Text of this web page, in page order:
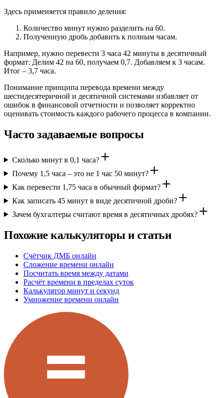
Здесь применяется правило деления:
Количество минут нужно разделить на 60.
Полученную дробь добавить к полным часам.
Например, нужно перевести 3 часа 42 минуты в десятичный
формат: Делим 42 на 60, получаем 0,7. Добавляем к 3 часам.
Итог – 3,7 часа.
Понимание принципа перевода времени между
шестидесятеричной и десятичной системами избавляет от
ошибок в финансовой отчетности и позволяет корректно
оценивать стоимость каждого рабочего процесса в компании.
Часто задаваемые вопросы
Сколько минут в 0,1 часа?
Почему 1,5 часа – это не 1 час 50 минут?
Как перевести 1,75 часа в обычный формат?
Как записать 45 минут в виде десятичной дроби?
Зачем бухгалтеры считают время в десятичных дробях?
Похожие калькуляторы и статьи
Счётчик ДМБ онлайн
Сложение времени онлайн
Посчитать время между датами
Расчёт времени в пределах суток
Калькулятор минут и секунд
Умножение времени онлайн